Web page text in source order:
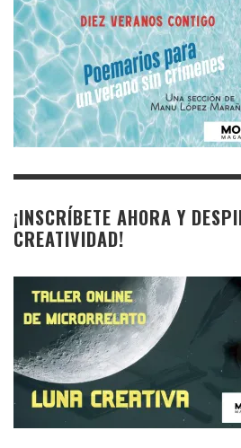
¡INSCRÍBETE AHORA Y
CREATIVIDAD!